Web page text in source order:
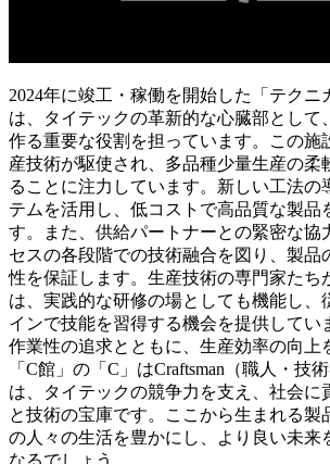
2024年に竣工・稼働を開始した「テクニ
は、タイテックの革新的な心臓部として
作る重要な役割を担っています。この施
産技術が駆使され、多品種少量生産の柔
ることに注力しています。新しい工法の
テムを活用し、低コストで高品質な製品
す。また、供給パートナーとの緊密な協
セスの各段階での技術融合を図り、製品
性を保証します。生産技術の専門家たち
は、実践的な研修の場としても機能し、
インで技能を習得する機会を提供してい
作業性の追求とともに、生産効率の向上
「C館」の「C」はCraftsman（職人・技
は、タイテックの競争力を支え、社会に
と技術の宝庫です。ここから生まれる製
の人々の生活を豊かにし、より良い未来
なるでしょう。